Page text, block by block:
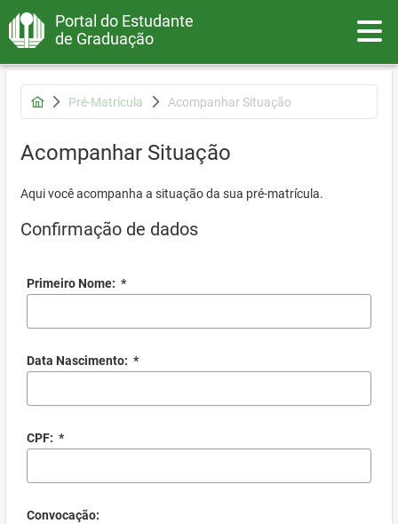
Portal do Estudante
de Graduação
Pré-Matrícula Acompanhar Situação
Acompanhar Situação
Aqui você acompanha a situação da sua pré-matrícula.
Confirmação de dados
Primeiro Nome: *
Data Nascimento: *
CPF: *
Convocação: